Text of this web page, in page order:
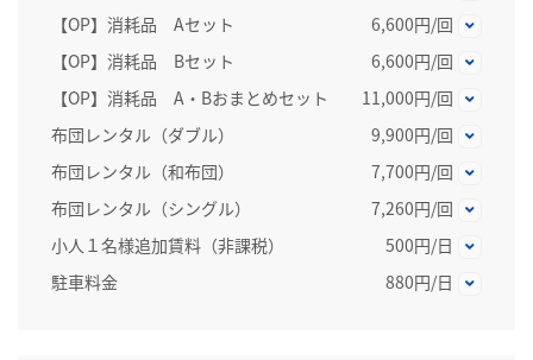
【OP】消耗品 Aセット
6,600円/回
【OP】消耗品 Bセット
6,600円/回
【OP】消耗品 A・Bおまとめセット
11,000円/回
布団レンタル（ダブル）
9,900円/回
布団レンタル（和布団）
7,700円/回
布団レンタル（シングル）
7,260円/回
小人１名様追加賃料（非課税）
500円/日
駐車料金
880円/日